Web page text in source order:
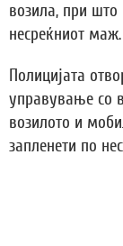
возила, при
несреќниот маж.
Полицијата
управување со
возилото и
запленети по